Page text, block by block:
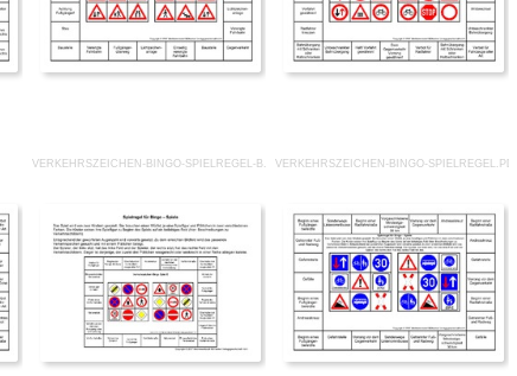
VERKEHRSZEICHEN-BINGO-SPIELREGEL-B.PDFVERKEHRSZEICHEN-BINGO-SPIELREGEL.PDF